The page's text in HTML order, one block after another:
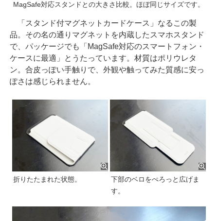
MagSafe対応スタンドとの大きさ比較。ほぼ同じサイズです。
「スタンド付マグネットカードケース」なるこの製
品。その名の通りマグネットを内蔵したスマホスタンド
で、パッケージでも「MagSafe対応のスマートフォン・
ケースに最適」とうたっています。材質はポリウレタ
ン。合皮っぽい手触りで、外観や触ってみた質感に安っ
ぽさは感じられません。
折りたたまれた状態。
下部のベロをぺろっと広げま
す。